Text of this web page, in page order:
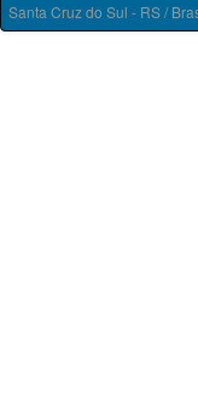
Santa Cruz do Sul - RS /